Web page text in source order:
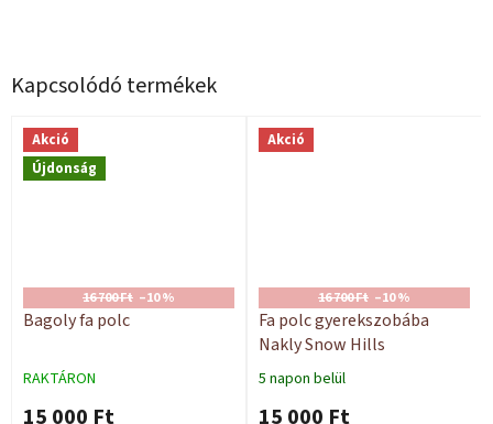
Kapcsolódó termékek
Akció
Újdonság
16 700 Ft –10 %
Bagoly fa polc
RAKTÁRON
15 000 Ft
Akció
16 700 Ft –10 %
Fa polc gyerekszobába
Nakly Snow Hills
5 napon belül
15 000 Ft